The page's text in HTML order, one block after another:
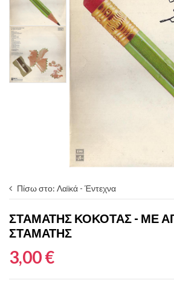
Πίσω στο: Λαϊκά - Έντεχνα
ΣΤΑΜΆΤΗΣ ΚΌΚΟΤΑΣ - ΜΕ
ΣΤΑΜΆΤΗΣ
3,00 €